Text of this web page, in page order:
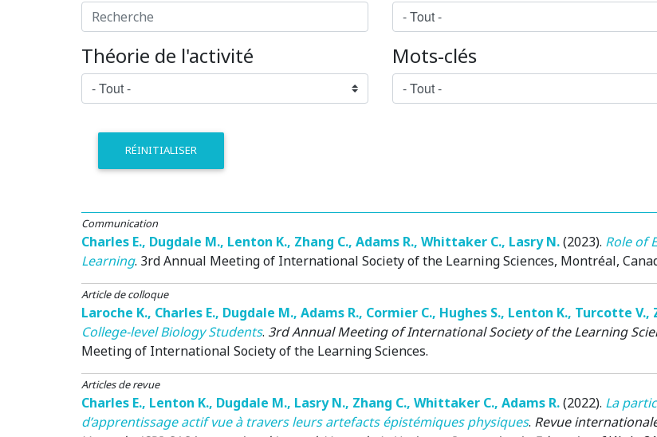
Théorie de l'activité Mots-clés
RÉINITIALISER
Communication
Charles E., Dugdale M., Lenton K., Zhang C., Adams R., Whittaker C., Lasry N.(2023). Role of
Learning. 3rd Annual Meeting of International Society of the Learning Sciences, Montréal,
Article de colloque
Laroche K., Charles E., Dugdale M., Adams R., Cormier C., Hughes S., Lenton K., Turcotte V.,
College-level Biology Students. 3rd Annual Meeting of International Society of the Learning
Meeting of International Society of the Learning Sciences.
Articles de revue
Charles E., Lenton K., Dugdale M., Lasry N., Zhang C., Whittaker C., Adams R.(2022). La
d’apprentissage actif vue à travers leurs artefacts épistémiques physiques. Revue